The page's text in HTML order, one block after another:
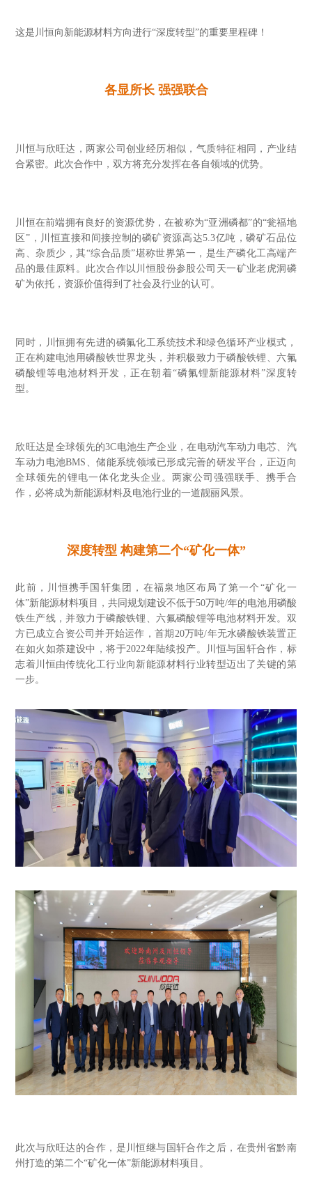
这是川恒向新能源材料方向进行“深度转型”的重要里程碑！
各显所长 强强联合
川恒与欣旺达，两家公司创业经历相似，气质特征相同，产业结
合紧密。此次合作中，双方将充分发挥在各自领域的优势。
川恒在前端拥有良好的资源优势，在被称为“亚洲磷都”的“瓮福地
区”，川恒直接和间接控制的磷矿资源高达5.3亿吨，磷矿石品位
高、杂质少，其“综合品质”堪称世界第一，是生产磷化工高端产
品的最佳原料。此次合作以川恒股份参股公司天一矿业老虎洞磷
矿为依托，资源价值得到了社会及行业的认可。
同时，川恒拥有先进的磷氟化工系统技术和绿色循环产业模式，
正在构建电池用磷酸铁世界龙头，并积极致力于磷酸铁锂、六氟
磷酸锂等电池材料开发，正在朝着“磷氟锂新能源材料”深度转
型。
欣旺达是全球领先的3C电池生产企业，在电动汽车动力电芯、汽
车动力电池BMS、储能系统领域已形成完善的研发平台，正迈向
全球领先的锂电一体化龙头企业。两家公司强强联手、携手合
作，必将成为新能源材料及电池行业的一道靓丽风景。
深度转型 构建第二个“矿化一体”
此前，川恒携手国轩集团，在福泉地区布局了第一个“矿化一
体”新能源材料项目，共同规划建设不低于50万吨/年的电池用磷酸
铁生产线，并致力于磷酸铁锂、六氟磷酸锂等电池材料开发。双
方已成立合资公司并开始运作，首期20万吨/年无水磷酸铁装置正
在如火如荼建设中，将于2022年陆续投产。川恒与国轩合作，标
志着川恒由传统化工行业向新能源材料行业转型迈出了关键的第
一步。
此次与欣旺达的合作，是川恒继与国轩合作之后，在贵州省黔南
州打造的第二个“矿化一体”新能源材料项目。